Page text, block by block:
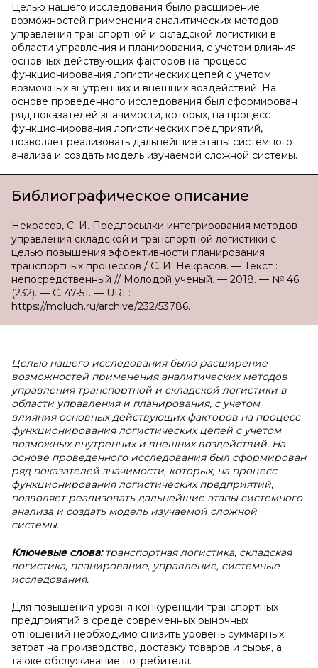
Целью нашего исследования было расширение
возможностей применения аналитических методов
управления транспортной и складской логистики в
области управления и планирования, с учетом влияния
основных действующих факторов на процесс
функционирования логистических цепей с учетом
возможных внутренних и внешних воздействий. На
основе проведенного исследования был сформирован
ряд показателей значимости, которых, на процесс
функционирования логистических предприятий,
позволяет реализовать дальнейшие этапы системного
анализа и создать модель изучаемой сложной системы.
Библиографическое описание
Некрасов, С. И. Предпосылки интегрирования методов
управления складской и транспортной логистики с
целью повышения эффективности планирования
транспортных процессов / С. И. Некрасов. — Текст :
непосредственный // Молодой ученый. — 2018. — № 46
(232). — С. 47-51. — URL:
https://moluch.ru/archive/232/53786.
Целью нашего исследования было расширение
возможностей применения аналитических методов
управления транспортной и складской логистики в
области управления и планирования, с учетом
влияния основных действующих факторов на процесс
функционирования логистических цепей с учетом
возможных внутренних и внешних воздействий. На
основе проведенного исследования был сформирован
ряд показателей значимости, которых, на процесс
функционирования логистических предприятий,
позволяет реализовать дальнейшие этапы системного
анализа и создать модель изучаемой сложной
системы.
Ключевые слова:транспортная логистика, складская
логистика, планирование, управление, системные
исследования.
Для повышения уровня конкуренции транспортных
предприятий в среде современных рыночных
отношений необходимо снизить уровень суммарных
затрат на производство, доставку товаров и сырья, а
также обслуживание потребителя.